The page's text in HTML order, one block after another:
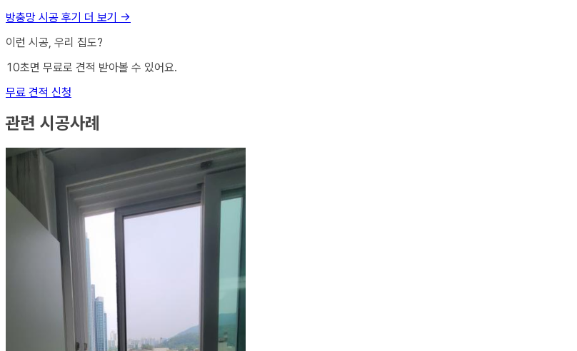
방충망 시공 후기 더 보기 →
이런 시공, 우리 집도?
10초면 무료로 견적 받아볼 수 있어요.
무료 견적 신청
관련 시공사례